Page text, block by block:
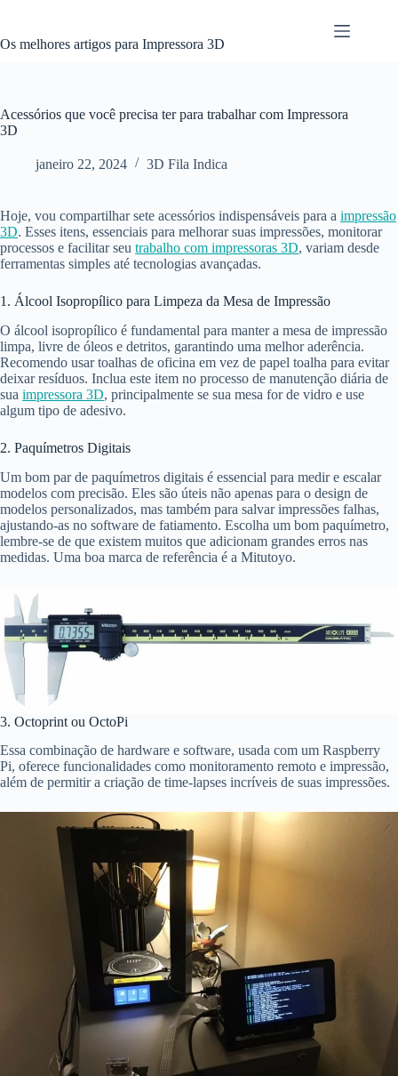
o
Os melhores artigos para Impressora 3D
Acessórios que você precisa ter para trabalhar com Impressora
3D
janeiro 22, 2024 3D Fila Indica
Hoje, vou compartilhar sete acessórios indispensáveis para a impressão
3D. Esses itens, essenciais para melhorar suas impressões, monitorar
processos e facilitar seu trabalho com impressoras 3D, variam desde
ferramentas simples até tecnologias avançadas.
1. Álcool Isopropílico para Limpeza da Mesa de Impressão
O álcool isopropílico é fundamental para manter a mesa de impressão
limpa, livre de óleos e detritos, garantindo uma melhor aderência.
Recomendo usar toalhas de oficina em vez de papel toalha para evitar
deixar resíduos. Inclua este item no processo de manutenção diária de
sua impressora 3D, principalmente se sua mesa for de vidro e use
algum tipo de adesivo.
2. Paquímetros Digitais
Um bom par de paquímetros digitais é essencial para medir e escalar
modelos com precisão. Eles são úteis não apenas para o design de
modelos personalizados, mas também para salvar impressões falhas,
ajustando-as no software de fatiamento. Escolha um bom paquímetro,
lembre-se de que existem muitos que adicionam grandes erros nas
medidas. Uma boa marca de referência é a Mitutoyo.
3. Octoprint ou OctoPi
Essa combinação de hardware e software, usada com um Raspberry
Pi, oferece funcionalidades como monitoramento remoto e impressão,
além de permitir a criação de time-lapses incríveis de suas impressões.